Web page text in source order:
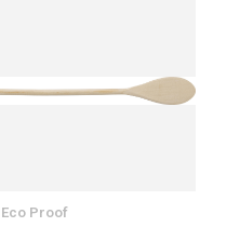
Eco Proof